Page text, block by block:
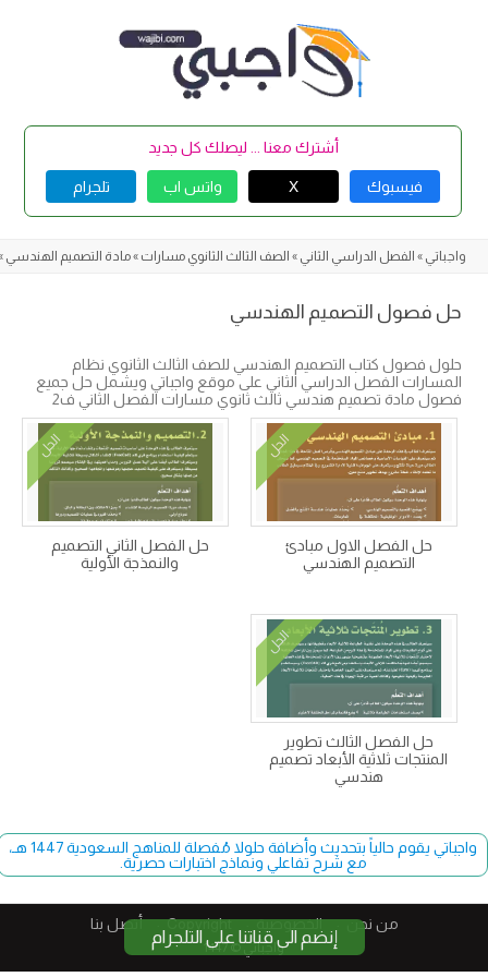
أشترك معنا ... ليصلك كل جديد
فيسبوك X واتس اب تلجرام
إنضم الى قناتنا على التلجرام
واجباتي » الفصل الدراسي الثاني » الصف الثالث الثانوي مسارات »مادة التصميم الهندسي
حل فصول التصميم الهندسي
حلول فصول كتاب التصميم الهندسي للصف الثالث الثانوي نظام
المسارات الفصل الدراسي الثاني على موقع واجباتي ويشمل حل جميع
فصول مادة تصميم هندسي ثالث ثانوي مسارات الفصل الثاني ف2
الحل
حل الفصل الاول مبادئ
التصميم الهندسي
الحل
حل الفصل الثاني التصميم
والنمذجة الأولية
الحل
حل الفصل الثالث تطوير
المنتجات ثلاثية الأبعاد تصميم
هندسي
واجباتي يقوم حالياً بتحديث وأضافة حلولا مُفصلة للمناهج السعودية 1447 هـ،
مع شرح تفاعلي ونماذج اختبارات حصرية.
من نحن الخصوصية Copyright​ أتصل بنا
واجباتي © 1447